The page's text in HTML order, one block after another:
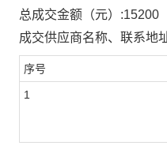
总成交金额（元）:15200
成交供应商名称、联系地
序号
1